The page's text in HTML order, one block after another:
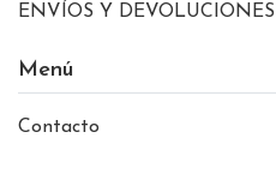
ENVÍOS Y DEVOLUCIONES
Menú
Contacto